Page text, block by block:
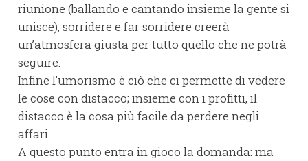
riunione (ballando e cantando insieme la gente si
unisce), sorridere e far sorridere creerà
un’atmosfera giusta per tutto quello che ne potrà
seguire.
Infine l’umorismo è ciò che ci permette di vedere
le cose con distacco; insieme con i profitti, il
distacco è la cosa più facile da perdere negli
affari.
A questo punto entra in gioco la domanda: ma